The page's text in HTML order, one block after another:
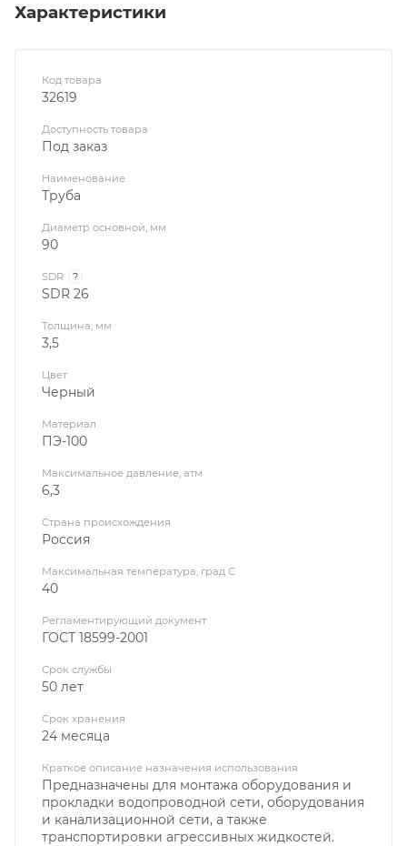
Характеристики
Код товара
32619
Доступность товара
Под заказ
Наименование
Труба
Диаметр основной, мм
90
SDR ?
SDR 26
Толщина, мм
3,5
Цвет
Черный
Материал
ПЭ-100
Максимальное давление, атм
6,3
Страна происхождения
Россия
Максимальная температура, град С
40
Регламентирующий документ
ГОСТ 18599-2001
Срок службы
50 лет
Срок хранения
24 месяца
Краткое описание назначения использования
Предназначены для монтажа оборудования и
прокладки водопроводной сети, оборудования
и канализационной сети, а также
транспортировки агрессивных жидкостей.